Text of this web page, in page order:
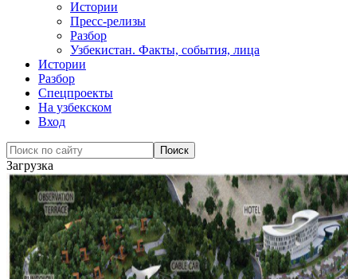
Истории
Пресс-релизы
Разбор
Узбекистан. Факты, события, лица
Истории
Разбор
Спецпроекты
На узбекском
Вход
Загрузка